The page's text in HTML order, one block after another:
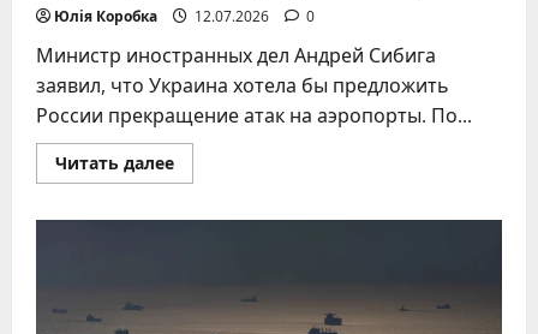
Юлія Коробка 12.07.2026 0
Министр иностранных дел Андрей Сибига
заявил, что Украина хотела бы предложить
России прекращение атак на аэропорты. По...
Читать далееПрочитать
больше
РФ